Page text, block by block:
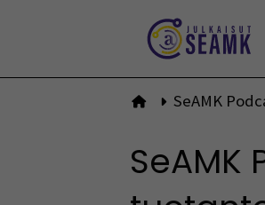
Etusivulle
SeAMK